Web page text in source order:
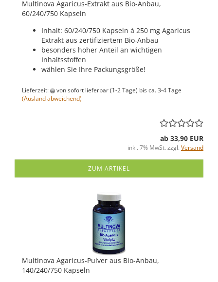
Multinova Agaricus-Extrakt aus Bio-Anbau,
60/240/750 Kapseln
Inhalt: 60/240/750 Kapseln à 250 mg Agaricus
Extrakt aus zertifiziertem Bio-Anbau
besonders hoher Anteil an wichtigen
Inhaltsstoffen
wählen Sie Ihre Packungsgröße!
Lieferzeit:
von sofort lieferbar (1-2 Tage) bis ca. 3-4 Tage
(Ausland abweichend)
ab 33,90 EUR
inkl. 7% MwSt. zzgl. Versand
ZUM ARTIKEL
Multinova Agaricus-Pulver aus Bio-Anbau,
140/240/750 Kapseln